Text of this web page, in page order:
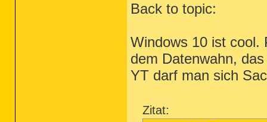
Back to topic:
Windows 10 ist cool.
dem Datenwahn,
YT darf man sich
Zitat: